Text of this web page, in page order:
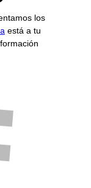
los
está a tu